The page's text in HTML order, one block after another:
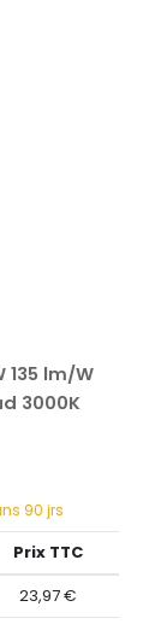
135 lm/W
3000K
90 jrs
Prix TTC
23,97 €